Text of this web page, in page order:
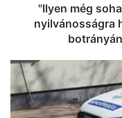
"Ilyen még
nyilvánosságra